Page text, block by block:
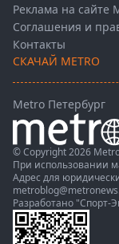
Реклама на сайте
Соглашения и
Контакты
СКАЧАЙ METRO
Metro Петербург
© Copyright 2026
При использовании
Адрес для
Разработано "Спорт-